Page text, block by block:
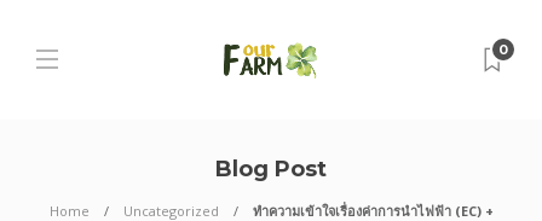
0
Blog Post
Home Uncategorized
ทำความเข้าใจเรื่องค่าการนำไฟฟ้า (EC) +